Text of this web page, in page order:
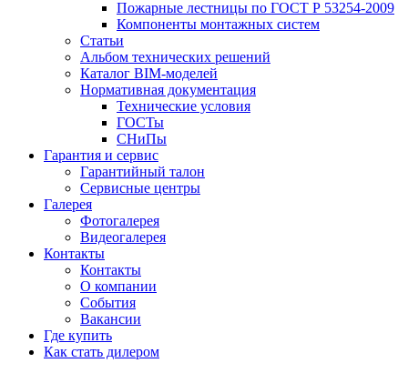
Пожарные лестницы по ГОСТ Р 53254-2009
Компоненты монтажных систем
Статьи
Альбом технических решений
Каталог BIM-моделей
Нормативная документация
Технические условия
ГОСТы
СНиПы
Гарантия и сервис
Гарантийный талон
Сервисные центры
Галерея
Фотогалерея
Видеогалерея
Контакты
Контакты
О компании
События
Вакансии
Где купить
Как стать дилером